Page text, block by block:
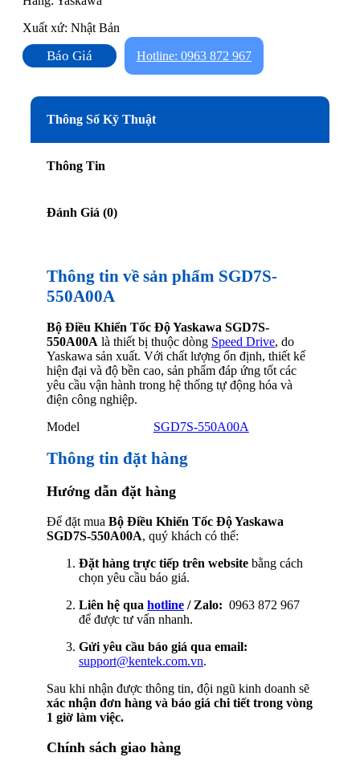
Xuất xứ: Nhật Bản
Báo Giá Hotline: 0963 872 967
Thông Số Kỹ Thuật
Thông Tin
Đánh Giá (0)
Thông tin về sản phẩm SGD7S-
550A00A
Bộ Điều Khiển Tốc Độ Yaskawa SGD7S-
550A00A là thiết bị thuộc dòng Speed Drive, do
Yaskawa sản xuất. Với chất lượng ổn định, thiết kế
hiện đại và độ bền cao, sản phẩm đáp ứng tốt các
yêu cầu vận hành trong hệ thống tự động hóa và
điện công nghiệp.
Model
SGD7S-550A00A
Thông tin đặt hàng
Hướng dẫn đặt hàng
Để đặt mua Bộ Điều Khiển Tốc Độ Yaskawa
SGD7S-550A00A, quý khách có thể:
Đặt hàng trực tiếp trên website bằng cách
chọn yêu cầu báo giá.
Liên hệ qua hotline / Zalo: 0963 872 967
để được tư vấn nhanh.
Gửi yêu cầu báo giá qua email:
support@kentek.com.vn.
Sau khi nhận được thông tin, đội ngũ kinh doanh sẽ
xác nhận đơn hàng và báo giá chi tiết trong vòng
1 giờ làm việc.
Chính sách giao hàng